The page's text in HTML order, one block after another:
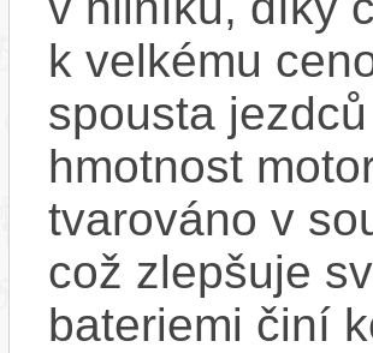
k velkému
spousta
hmotnost
tvarováno v
což zlepšuje
bateriemi činí